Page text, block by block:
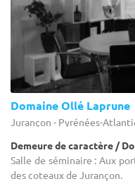
Domaine Ollé Laprune
Jurançon - Pyrénées-
Demeure de caractère /
Salle de séminaire : Aux
des coteaux de Jurançon.